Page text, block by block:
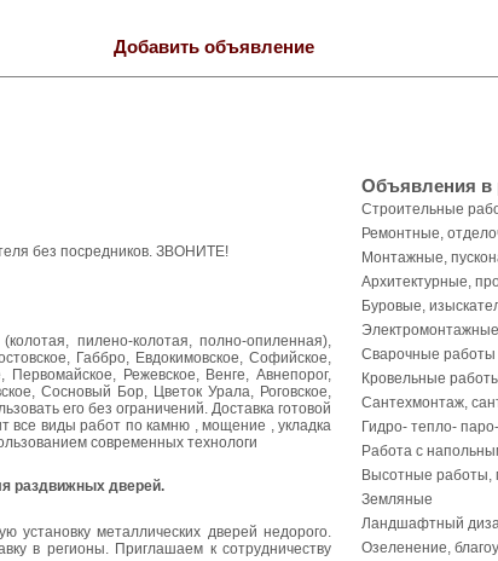
Добавить объявление
без посредников. ЗВОНИТЕ!
пилено-колотая, полно-опиленная),
Габбро, Евдокимовское, Софийское,
Первомайское, Режевское, Венге, Авнепорог,
Сосновый Бор, Цветок Урала, Роговское,
его без ограничений. Доставка готовой
все виды работ по камню , мощение , укладка
современных технологи
раздвижных дверей.
установку металлических дверей недорого.
в регионы. Приглашаем к сотрудничеству
Объявления в
Строительные
Ремонтные,
Монтажные,
Архитектурные,
Буровые,
Сварочные работы
Кровельные
Сантехмонтаж,
Гидро- тепло-
Работа с
Высотные
Земляные
Ландшафтный
Озеленение,